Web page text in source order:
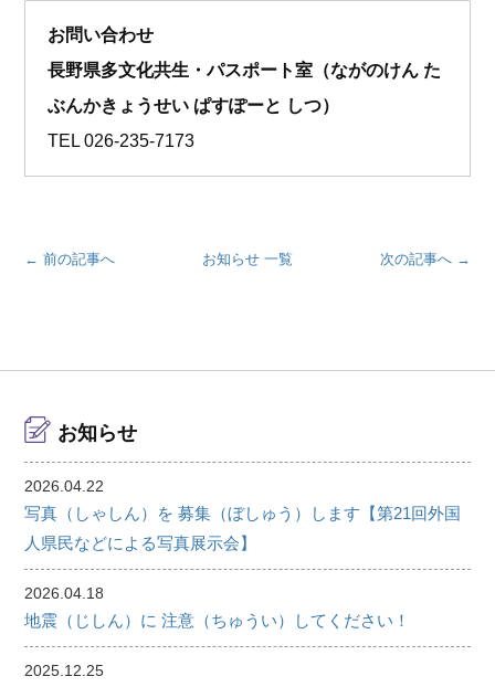
お問い合わせ
長野県多文化共生・パスポート室（ながのけん た
ぶんかきょうせい ぱすぽーと しつ）
TEL026-235-7173
← 前の記事へ 次の記事へ →
お知らせ 一覧
お知らせ
2026.04.22
写真（しゃしん）を 募集（ぼしゅう）します【第21回外国
人県民などによる写真展示会】
2026.04.18
地震（じしん）に 注意（ちゅうい）してください！
2025.12.25